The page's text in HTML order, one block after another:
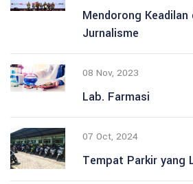
Mendorong
Jurnalisme
08 Nov, 2023
Lab. Farmasi
07 Oct, 2024
Tempat Parkir yang